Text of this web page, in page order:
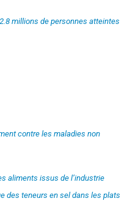
millions de personnes atteintes
contre les maladies non
aliments issus de l’industrie
des teneurs en sel dans les plats